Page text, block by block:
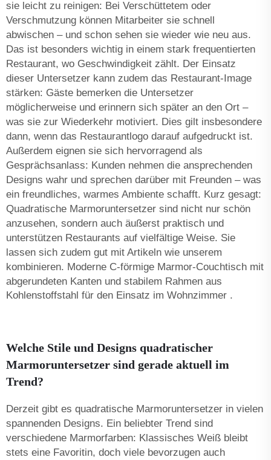
sie leicht zu reinigen: Bei Verschüttetem oder
Verschmutzung können Mitarbeiter sie schnell
abwischen – und schon sehen sie wieder wie neu aus.
Das ist besonders wichtig in einem stark frequentierten
Restaurant, wo Geschwindigkeit zählt. Der Einsatz
dieser Untersetzer kann zudem das Restaurant-Image
stärken: Gäste bemerken die Untersetzer
möglicherweise und erinnern sich später an den Ort –
was sie zur Wiederkehr motiviert. Dies gilt insbesondere
dann, wenn das Restaurantlogo darauf aufgedruckt ist.
Außerdem eignen sie sich hervorragend als
Gesprächsanlass: Kunden nehmen die ansprechenden
Designs wahr und sprechen darüber mit Freunden – was
ein freundliches, warmes Ambiente schafft. Kurz gesagt:
Quadratische Marmoruntersetzer sind nicht nur schön
anzusehen, sondern auch äußerst praktisch und
unterstützen Restaurants auf vielfältige Weise. Sie
lassen sich zudem gut mit Artikeln wie unserem
kombinieren. Moderne C-förmige Marmor-Couchtisch mit
abgerundeten Kanten und stabilem Rahmen aus
Kohlenstoffstahl für den Einsatz im Wohnzimmer .
Welche Stile und Designs quadratischer
Marmoruntersetzer sind gerade aktuell im
Trend?
Derzeit gibt es quadratische Marmoruntersetzer in vielen
spannenden Designs. Ein beliebter Trend sind
verschiedene Marmorfarben: Klassisches Weiß bleibt
stets eine Favoritin, doch viele bevorzugen auch